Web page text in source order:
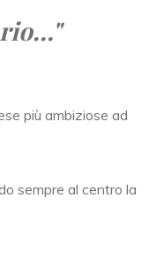
"
più ambiziose ad
sempre al centro la